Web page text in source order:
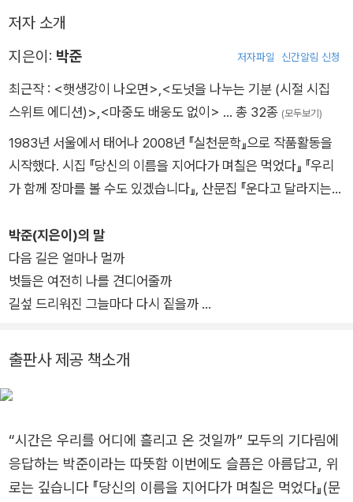
들로 묶인 채 더욱 깊이 고여 있다. 문장 사이의 공백과 쉼, 비워
는 한 사람의 일기처럼 읽힌다.
이번 시집은 단지 감정을 전하는 ‘문장’이 아니라, 정직하게 한 시
절을 건너온 사람만이 쓸 수 있는 ‘태도’로까지 확장된다. 삶의 표
면을 넘지 않으면서도, 가장 깊은 데까지 가닿는 언어의 온도. 박
준은 이제 ‘말을 고르는 시’에서 ‘말이 지나간 자리를 들여다보는
시’로 옮겨 왔다. 그리하여 이 언어들은 감정이 머물렀던 자리를
『마중도 배웅도 없이』는 누군가를 기다리다 끝내 보내지 못한 사
람, 보내고도 여전히 기다리는 사람, 그 모두를 위한 시집이다. 이
시집은 독자의 슬픔을 위로하려 들지 않는다. 슬픔이 지나간 자리
에 함께 앉아 조용히 등을 내어주는 시집이다. 박준은 언제나 덜
든 여백일 것이다.
저자 소개
지은이: 박준 저자파일 신간알림 신청
최근작 : <햇생강이 나오면>,<도넛을 나누는 기분 (시절 시집
스위트 에디션)>,<마중도 배웅도 없이> … 총 32종 (모두보기)
1983년 서울에서 태어나 2008년 『실천문학』으로 작품활동을
시작했다. 시집 『당신의 이름을 지어다가 며칠은 먹었다』 『우리
가 함께 장마를 볼 수도 있겠습니다』, 산문집 『운다고 달라지는
박재삼문학상, 편운문학상, 오늘의 젊은 예술가상을 수상했다.
박준(지은이)의 말
다음 길은 얼마나 멀까
벗들은 여전히 나를 견디어줄까
길섶 드리워진 그늘마다 다시 짙을까
담아두어야 하는 것들이
나를 너에게 데려다줄까
출판사 제공 책소개
“시간은 우리를 어디에 흘리고 온 것일까” 모두의 기다림에
응답하는 박준이라는 따뜻함 이번에도 슬픔은 아름답고, 위
로는 깊습니다 『당신의 이름을 지어다가 며칠은 먹었다』(문